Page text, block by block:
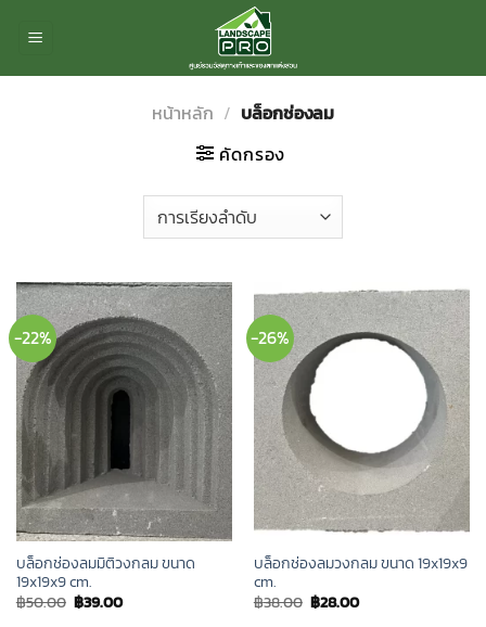
หน้าหลัก / บล็อกช่องลม
คัดกรอง
-22%
บล็อกช่องลมมิติวงกลม ขนาด
19x19x9 cm.
฿50.00 Original
price
฿39.00Current
price
-26%
บล็อกช่องลมวงกลม ขนาด 19x19x9
cm.
฿38.00 Original
price
฿28.00Current
price